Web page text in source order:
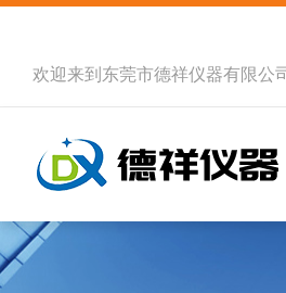
欢迎来到 东莞市德祥仪器有限公